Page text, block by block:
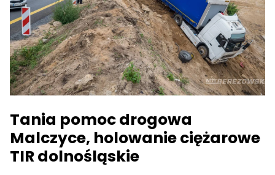
Tania pomoc drogowa
Malczyce, holowanie ciężarowe
TIR dolnośląskie